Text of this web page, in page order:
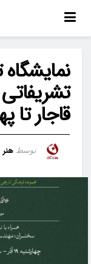
تشریفاتی
قاجار تا
توسط